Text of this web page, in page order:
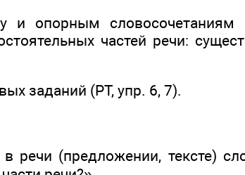
и опорным словосочетаниям
частей речи:
заданий (РТ, упр. 6, 7).
речи (предложении, тексте)